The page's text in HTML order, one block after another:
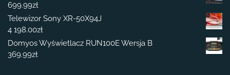
699.99zł
Telewizor Sony XR-50X94J
4 198.00zł
Domyos Wyświetlacz RUN100E Wersja B
369.99zł